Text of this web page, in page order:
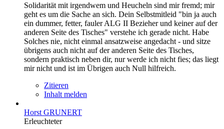
Solidarität mit irgendwem und Heucheln sind mir fremd; mir
geht es um die Sache an sich. Dein Selbstmitleid "bin ja auch
ein dummer, fetter, fauler ALG II Bezieher und keiner auf der
anderen Seite des Tisches" verstehe ich gerade nicht. Habe
Solches nie, nicht einmal ansatzweise angedacht - und sitze
übrigens auch nicht auf der anderen Seite des Tisches,
sondern praktisch neben dir, nur werde ich nicht fies; das liegt
mir nicht und ist im Übrigen auch Null hilfreich.
Zitieren
Inhalt melden
Horst GRUNERT
Erleuchteter